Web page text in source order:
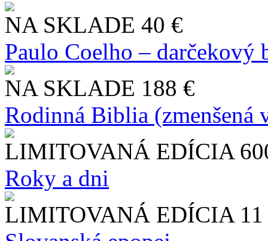
NA SKLADE 40 €
Paulo Coelho – darčekový
NA SKLADE 188 €
Rodinná Biblia (zmenšená
LIMITOVANÁ EDÍCIA
Roky a dni
LIMITOVANÁ EDÍCIA